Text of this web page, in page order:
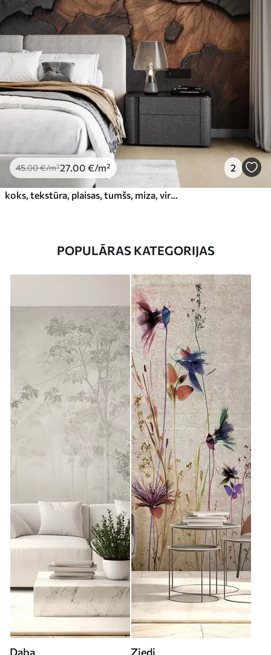
45.00€/m²27.00 €/m² 2
koks, tekstūra, plaisas, tumšs, miza, virsma
POPULĀRAS KATEGORIJAS
Daba Ziedi